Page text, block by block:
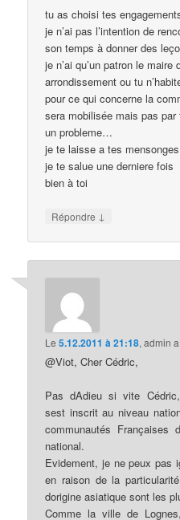
tu as choisi tes
je n’ai pas l’intention de
son temps à donner des
je n’ai qu’un patron le
arrondissement ou tu
pour ce qui concerne la
sera mobilisée mais pas
un probleme…
je te laisse a tes
je te salue une derniere fois
bien à toi
Répondre ↓
Le5.12.2011 à 21:18,admin
@Viot, Cher Cédric,
Pas dAdieu si vite
sest inscrit au niveau
communautés Françaises
national.
Evidement, je ne peux pas
en raison de la
dorigine asiatique sont les
Comme la ville de